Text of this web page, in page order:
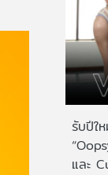
รับปีใ
และ